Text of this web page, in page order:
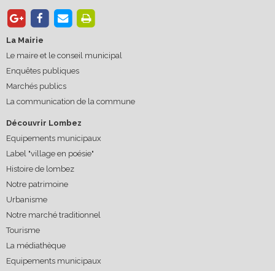
La Mairie
Le maire et le conseil municipal
Enquêtes publiques
Marchés publics
La communication de la commune
Découvrir Lombez
Equipements municipaux
Label "village en poésie"
Histoire de lombez
Notre patrimoine
Urbanisme
Notre marché traditionnel
Tourisme
La médiathèque
Equipements municipaux